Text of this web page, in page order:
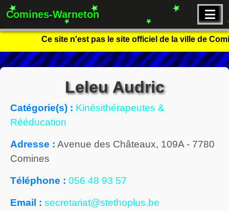
Comines-Warneton
Ce site n'est pas le site officiel de la ville de
Leleu Audric
Catégorie(s) : Kinésithérapeutes &
Rééducation
Adresse : Avenue des Châteaux, 109A - 7780
Comines
Téléphone : 056 48 93 57
Email : secretariat@stethoplus.be